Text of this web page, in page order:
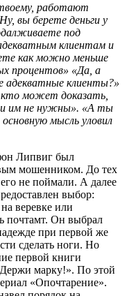
работают
вы берете деньги у
под
клиентам и
как можно меньше
процентов» «Да, а
адекватные клиенты?»
может доказать,
им не нужны». «А ты
мысль уловил
Липвиг был
мошенником. До тех
не поймали. А далее
выбор:
на веревке или
почтамт. Он выбрал
при первой же
сделать ноги. Но
первой книги
марку!». По этой
«Опочтарение».